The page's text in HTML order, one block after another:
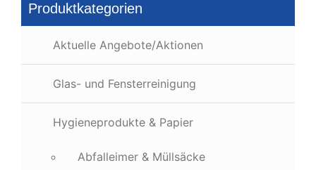
Produktkategorien
Aktuelle Angebote/Aktionen
Glas- und Fensterreinigung
Hygieneprodukte & Papier
Abfalleimer & Müllsäcke